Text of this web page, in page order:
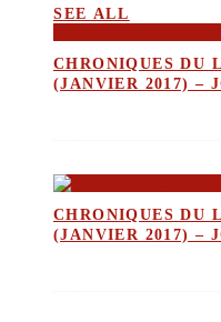
SEE ALL
CHRONIQUES DU
(JANVIER 2017) –
CHRONIQUES DU
(JANVIER 2017) –